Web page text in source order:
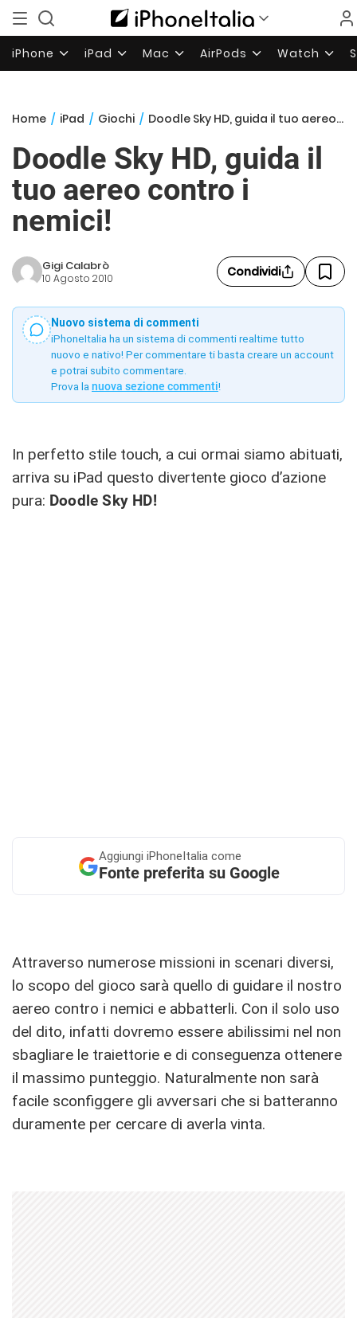
iPhone iPad Mac AirPods Watch
Home / iPad / Giochi / Doodle Sky HD, guida il tuo aereo contro i nemici!
Doodle Sky HD, guida il
tuo aereo contro i
nemici!
Gigi Calabrò
10 Agosto 2010 Condividi
Nuovo sistema di commenti
iPhoneItalia ha un sistema di commenti realtime tutto
nuovo e nativo! Per commentare ti basta creare un account
e potrai subito commentare.
Prova la nuova sezione commenti!
In perfetto stile touch, a cui ormai siamo abituati,
arriva su iPad questo divertente gioco d’azione
pura: Doodle Sky HD!
Aggiungi iPhoneItalia come
Fonte preferita su Google
Attraverso numerose missioni in scenari diversi,
lo scopo del gioco sarà quello di guidare il nostro
aereo contro i nemici e abbatterli. Con il solo uso
del dito, infatti dovremo essere abilissimi nel non
sbagliare le traiettorie e di conseguenza ottenere
il massimo punteggio. Naturalmente non sarà
facile sconfiggere gli avversari che si batteranno
duramente per cercare di averla vinta.